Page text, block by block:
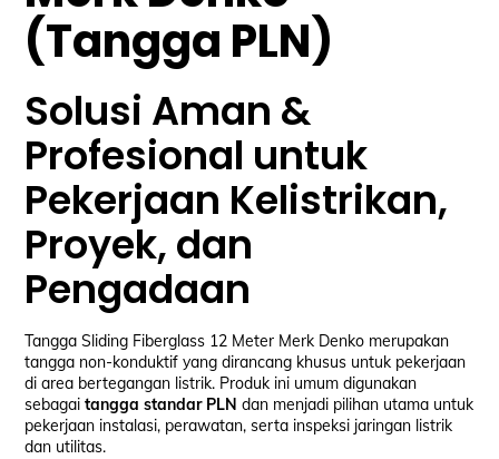
(Tangga PLN)
Solusi Aman &
Profesional untuk
Pekerjaan Kelistrikan,
Proyek, dan
Pengadaan
Tangga Sliding Fiberglass 12 Meter Merk Denko merupakan
tangga non-konduktif yang dirancang khusus untuk pekerjaan
di area bertegangan listrik. Produk ini umum digunakan
sebagaitangga standar PLN dan menjadi pilihan utama untuk
pekerjaan instalasi, perawatan, serta inspeksi jaringan listrik
dan utilitas.